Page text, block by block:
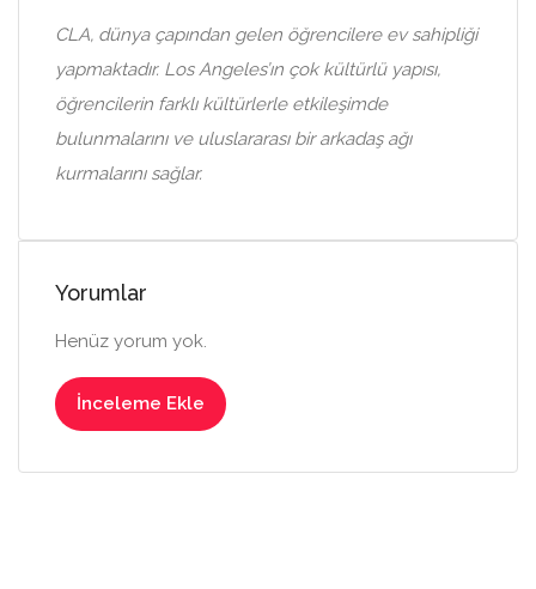
CLA, dünya çapından gelen öğrencilere ev sahipliği
yapmaktadır. Los Angeles’ın çok kültürlü yapısı,
öğrencilerin farklı kültürlerle etkileşimde
bulunmalarını ve uluslararası bir arkadaş ağı
kurmalarını sağlar.
Yorumlar
Henüz yorum yok.
İnceleme Ekle